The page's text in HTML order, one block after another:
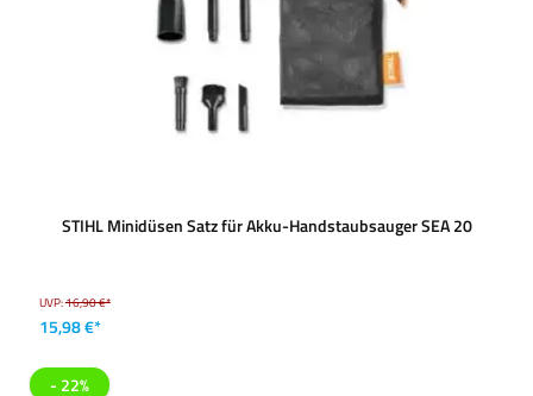
STIHL Minidüsen Satz für Akku-Handstaubsauger SEA 20
UVP:16,90 €*
15,98 €*
- 22%